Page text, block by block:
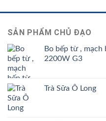
SẢN PHẨM CHỦ ĐẠO
Bo bếp từ , mạch
2200W G3
Trà Sữa Ô Long